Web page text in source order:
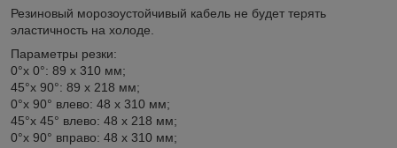
Резиновый морозоустойчивый кабель не будет терять
эластичность на холоде.
Параметры резки:
0°x 0°: 89 x 310 мм;
45°x 90°: 89 x 218 мм;
0°x 90° влево: 48 x 310 мм;
45°x 45° влево: 48 x 218 мм;
0°x 90° вправо: 48 x 310 мм;